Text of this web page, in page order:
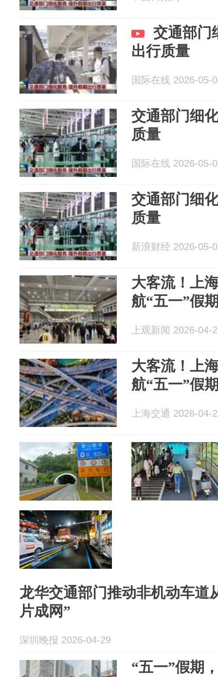
交通部门
出行质量
国际在线 2026-05-
交通部门细
质量
国际在线 2026-05-
交通部门细
质量
新浪财经 2026-05-
大客流！上
航“五一”假
上观新闻 2026-04-
大客流！上
航“五一”假
上海交通 2026-04-
龙华交通部门推动非机动车道
片成网”
深圳晚报 2026-04-29
“五一”假期